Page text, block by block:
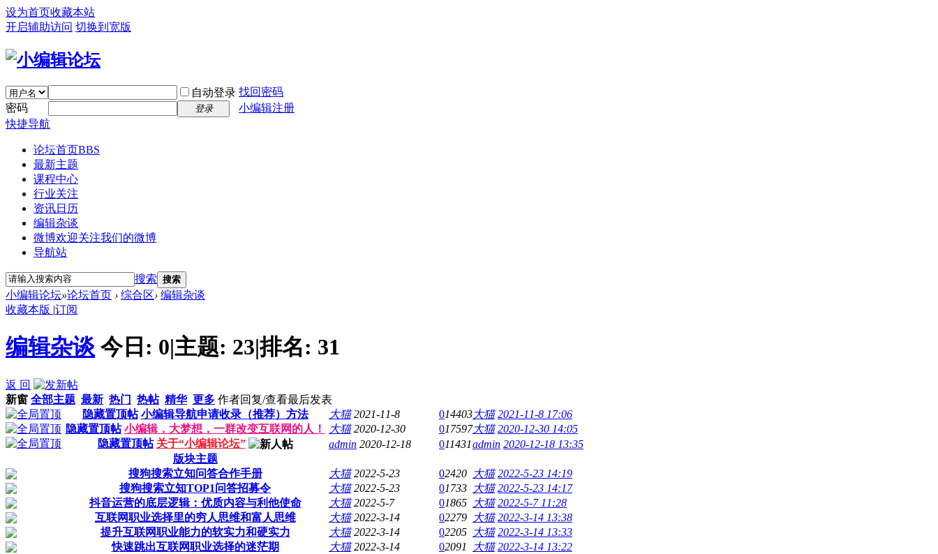
设为首页收藏本站
开启辅助访问 切换到宽版
自动登录 找回密码
密码
登录
小编辑注册
快捷导航
论坛首页BBS
最新主题
课程中心
行业关注
资讯日历
编辑杂谈
微博欢迎关注我们的微博
导航站
搜索 搜索
小编辑论坛»论坛首页 › 综合区› 编辑杂谈
收藏本版 |订阅
编辑杂谈 今日: 0|主题: 23|排名: 31
返 回
新窗 全部主题 最新 热门 热帖 精华 更多 作者回复/查看最后发表
隐藏置顶帖 小编辑导航申请收录（推荐）方法 大猫 2021-11-8 014403大猫 2021-11-8 17:06
隐藏置顶帖 小编辑，大梦想，一群改变互联网的人！ 大猫 2020-12-30 017597大猫 2020-12-30 14:05
隐藏置顶帖 关于“小编辑论坛” admin 2020-12-18 011431admin 2020-12-18 13:35
版块主题
搜狗搜索立知问答合作手册
大猫 2022-5-23 02420 大猫 2022-5-23 14:19
搜狗搜索立知TOP1问答招募令
大猫 2022-5-23 01733 大猫 2022-5-23 14:17
抖音运营的底层逻辑：优质内容与利他使命
大猫 2022-5-7 01865 大猫 2022-5-7 11:28
互联网职业选择里的穷人思维和富人思维
大猫 2022-3-14 02279 大猫 2022-3-14 13:38
提升互联网职业能力的软实力和硬实力
大猫 2022-3-14 02205 大猫 2022-3-14 13:33
快速跳出互联网职业选择的迷茫期
大猫 2022-3-14 02091 大猫 2022-3-14 13:22